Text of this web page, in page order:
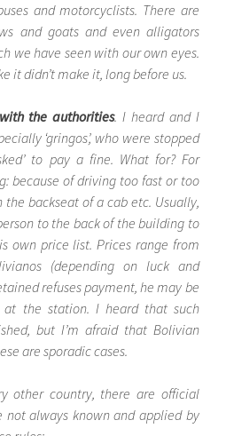
and motorcyclists. There are
and goats and even alligators
we have seen with our own eyes.
it didn’t make it, long before us.
the authorities. I heard and I
‘gringos’, who were stopped
to pay a fine. What for? For
because of driving too fast or too
backseat of a cab etc. Usually,
to the back of the building to
own price list. Prices range from
(depending on luck and
refuses payment, he may be
the station. I heard that such
but I’m afraid that Bolivian
are sporadic cases.
other country, there are official
always known and applied by